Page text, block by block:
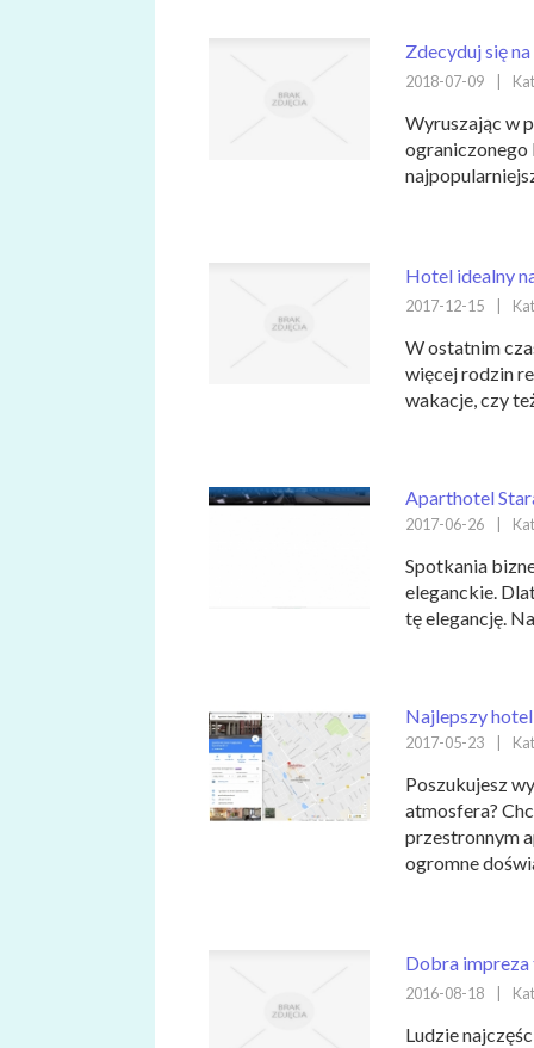
Zdecyduj się
2018-07-09
Wyruszając w
ograniczonego
Hotel idealny
2017-12-15
W ostatnim
więcej rodzin
wakacje, czy
Aparthotel
2017-06-26
Spotkania
eleganckie.
tę elegancję.
Najlepszy
2017-05-23
Poszukujesz
atmosfera?
przestronnym
ogromne
Dobra
2016-08-18
Ludzie